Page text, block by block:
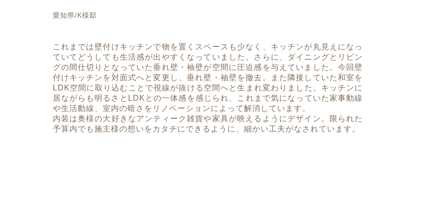
愛知県/K様邸
これまでは壁付けキッチンで物を置くスペースも少なく、キッチンが丸見えになっ
ていてどうしても生活感が出やすくなっていました。さらに、ダイニングとリビン
グの間仕切りとなっていた垂れ壁・袖壁が空間に圧迫感を与えていました。今回壁
付けキッチンを対面式へと変更し、垂れ壁・袖壁を撤去。また隣接していた和室を
LDK空間に取り込むことで視線が抜ける空間へと生まれ変わりました。キッチンに
居ながらも明るさとLDKとの一体感を感じられ、これまで気になっていた家事動線
や生活動線、室内の暗さをリノベーションによって解消しています。
内装は奥様の大好きなアンティーク雑貨や家具が映えるようにデザイン。限られた
予算内でも施主様の想いをカタチにできるように、細かい工夫がなされています。